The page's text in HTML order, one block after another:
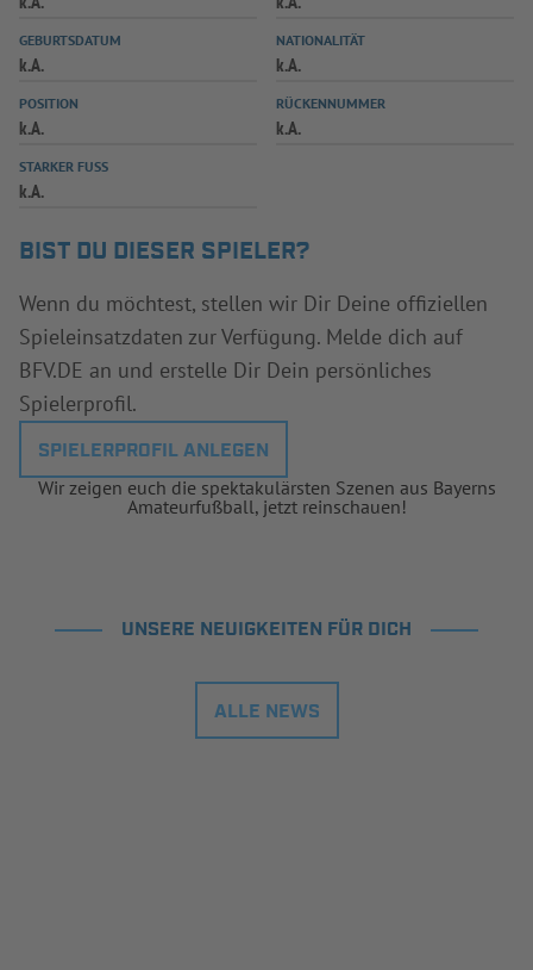
SPIELPLUS
GEBURTSDATUM
k.A.
NATIONALITÄT
k.A.
POSITION
k.A.
RÜCKENNUMMER
k.A.
STARKER FUSS
k.A.
BIST DU DIESER SPIELER?
Wenn du möchtest, stellen wir Dir Deine offiziellen
Spieleinsatzdaten zur Verfügung. Melde dich auf
BFV.DE an und erstelle Dir Dein persönliches
Spielerprofil.
SPIELERPROFIL ANLEGEN
Wir zeigen euch die spektakulärsten Szenen aus Bayerns
Amateurfußball, jetzt reinschauen!
UNSERE NEUIGKEITEN FÜR DICH
ALLE NEWS